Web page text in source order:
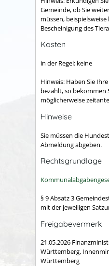
Gemeinde, ob Sie
müssen,
Bescheinigung des
Kosten
in der Regel: keine
Hinweis: Haben Sie
bezahlt, so bekommen
möglicherweise
Hinweise
Sie müssen die
Abmeldung abgeben.
Rechtsgrundlage
§ 9 Absatz 3
mit der jeweiligen
Freigabevermerk
21.05.2026
Württemberg,
Württemberg